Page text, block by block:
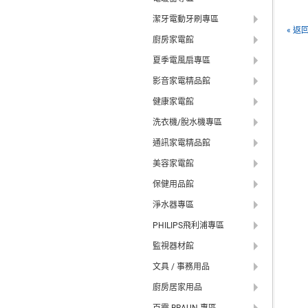
« 返
潔牙電動牙刷專區
廚房家電館
夏季電風扇專區
影音家電精品館
健康家電館
洗衣機/脫水機專區
通訊家電精品館
美容家電館
保健用品館
淨水器專區
PHILIPS飛利浦專區
監視器材館
文具 / 事務用品
廚房居家用品